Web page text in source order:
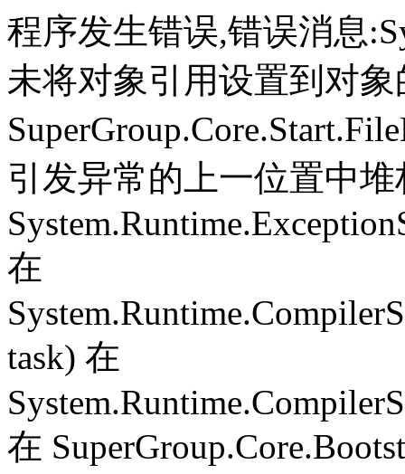
程序发生错误,错误消息
未将对象引用设置到对
引发异常的上一位置中
在
task) 在
在